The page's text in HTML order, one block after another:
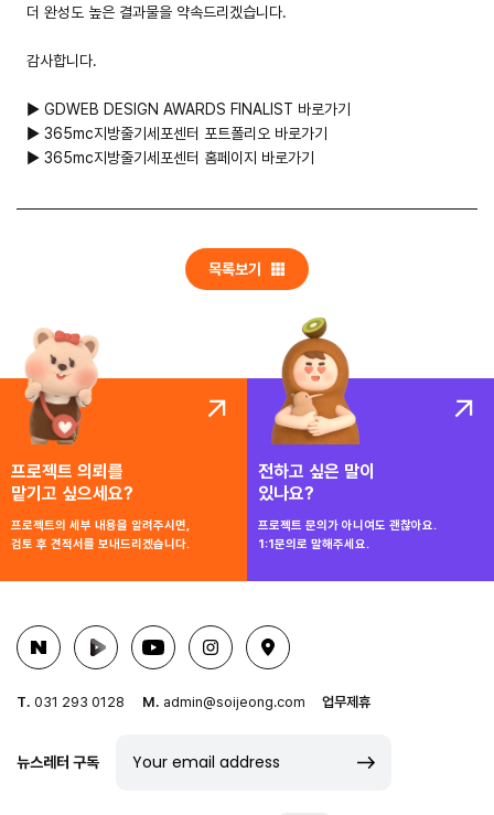
더 완성도 높은 결과물을 약속드리겠습니다.
감사합니다.
▶ GDWEB DESIGN AWARDS FINALIST 바로가기
▶ 365mc지방줄기세포센터 포트폴리오 바로가기
▶ 365mc지방줄기세포센터 홈페이지 바로가기
목록보기
프로젝트 의뢰를
맡기고 싶으세요?
프로젝트의 세부 내용을 알려주시면,
검토 후 견적서를 보내드리겠습니다.
전하고 싶은 말이
있나요?
프로젝트 문의가 아니여도 괜찮아요.
1:1문의로 말해주세요.
T. 031 293 0128 M. admin@soijeong.com 업무제휴
뉴스레터 구독